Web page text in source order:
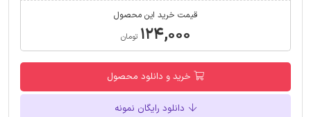
قیمت خرید این محصول
۱۲۴,۰۰۰ تومان
خرید و دانلود محصول
دانلود رایگان نمونه